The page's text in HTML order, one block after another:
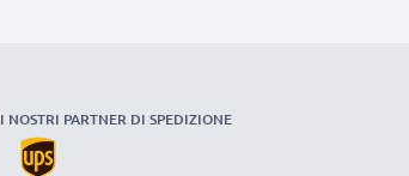
I NOSTRI PARTNER DI SPEDIZIONE